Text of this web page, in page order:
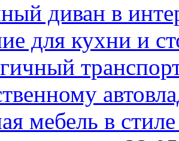
диван в
для кухни и
мебель в